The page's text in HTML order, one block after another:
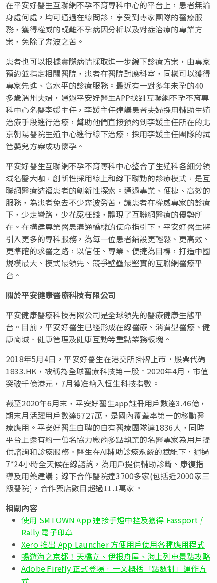
在平安好醫生互聯網不孕不育專科中心的平台上，患者無論
身處何處，均可通過在線問診，享受到專家團隊的醫療服
務，獲得權威的疑難不孕病因分析以及對症治療的專業方
案，免除了奔波之苦。
患者也可以根據實際病情採取進一步線下診療方案，由專家
預約並指定相關醫院，患者在醫院對應科室，同樣可以獲得
專家先進、高水平的診療服務。最近有一對多年未孕的40
多歲溫州夫婦，通過平安好醫生APP找到互聯網不孕不育專
科中心名醫李媛主任，李媛主任建議患者夫婦採用輔助生殖
治療手段進行治療，幫助他們直接預約到李媛主任所在的北
京朝陽醫院生殖中心進行線下治療，採用李媛主任團隊的試
管嬰兒方案成功懷孕。
平安好醫生互聯網不孕不育專科中心整合了生殖科各細分領
域名醫大咖，創新性採用線上和線下聯動的診療模式，是互
聯網醫療造福患者的創新性探索。通過專業、便捷、高效的
服務，為患者免去不少奔波勞苦，讓患者在權威專家的診療
下，少走彎路，少花冤枉錢，體現了互聯網醫療的優勢所
在。在構建專業醫患溝通橋樑的使命指引下，平安好醫生將
引入更多的專科服務，為每一位患者鋪設更輕鬆、更高效、
更準確的求醫之路，以信任、專業、便捷為目標，打造中國
規模最大、模式最領先、競爭壁壘最堅實的互聯網醫療平
台。
關於平安健康醫療科技有限公司
平安健康醫療科技有限公司是全球領先的醫療健康生態平
台。目前，平安好醫生已經形成在線醫療、消費型醫療、健
康商城、健康管理及健康互動等重點業務板塊。
2018年5月4日，平安好醫生在港交所掛牌上市，股票代碼
1833.HK，被稱為全球醫療科技第一股。2020年4月，市值
突破千億港元，7月獲准納入恒生科技指數。
截至2020年6月末，平安好醫生app註冊用戶數達3.46億，
期末月活躍用戶數達6727萬，是國內覆蓋率第一的移動醫
療應用。平安好醫生自聘的自有醫療團隊達1836人，同時
平台上還有約一萬名協力廠商多點執業的名醫專家為用戶提
供諮詢和診療服務。醫生在AI輔助診療系統的賦能下，通過
7*24小時全天候在線諮詢，為用戶提供輔助診斷、康復指
導及用藥建議；線下合作醫院達3700多家(包括近2000家三
級醫院)，合作藥店數目超過11.1萬家。
相關內容
使用 SMTOWN App 連接手燈中控及獲得 Passport /
Rally 電子印章
Xero 推出 App Launcher 方便用戶使用各種應用程式
暢遊海之京都！天橋立、伊根舟屋、海上列車景點攻略
Adobe Firefly 正式登場，一文概括「點數制」運作方
式